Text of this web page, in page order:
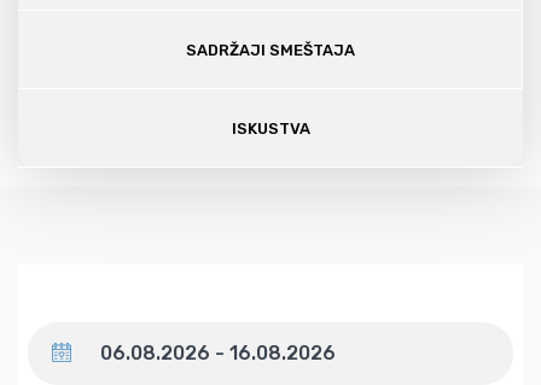
SADRŽAJI SMEŠTAJA
ISKUSTVA